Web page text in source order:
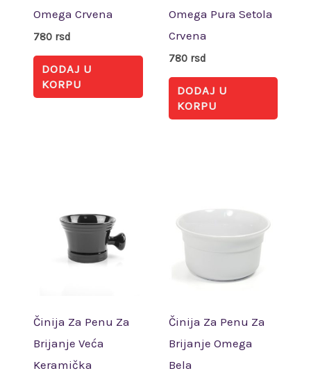
Omega Crvena
780 rsd
DODAJ U
KORPU
Omega Pura Setola
Crvena
780 rsd
DODAJ U
KORPU
Činija Za Penu Za
Brijanje Veća
Keramička
Činija Za Penu Za
Brijanje Omega
Bela